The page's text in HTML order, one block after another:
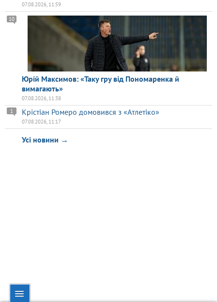
07.08.2026, 11:59
Юрій Максимов: «Таку гру від Пономаренка й
вимагають»
10
07.08.2026, 11:38
Крістіан Ромеро домовився з «Атлетіко»
1
07.08.2026, 11:17
Усі новини →